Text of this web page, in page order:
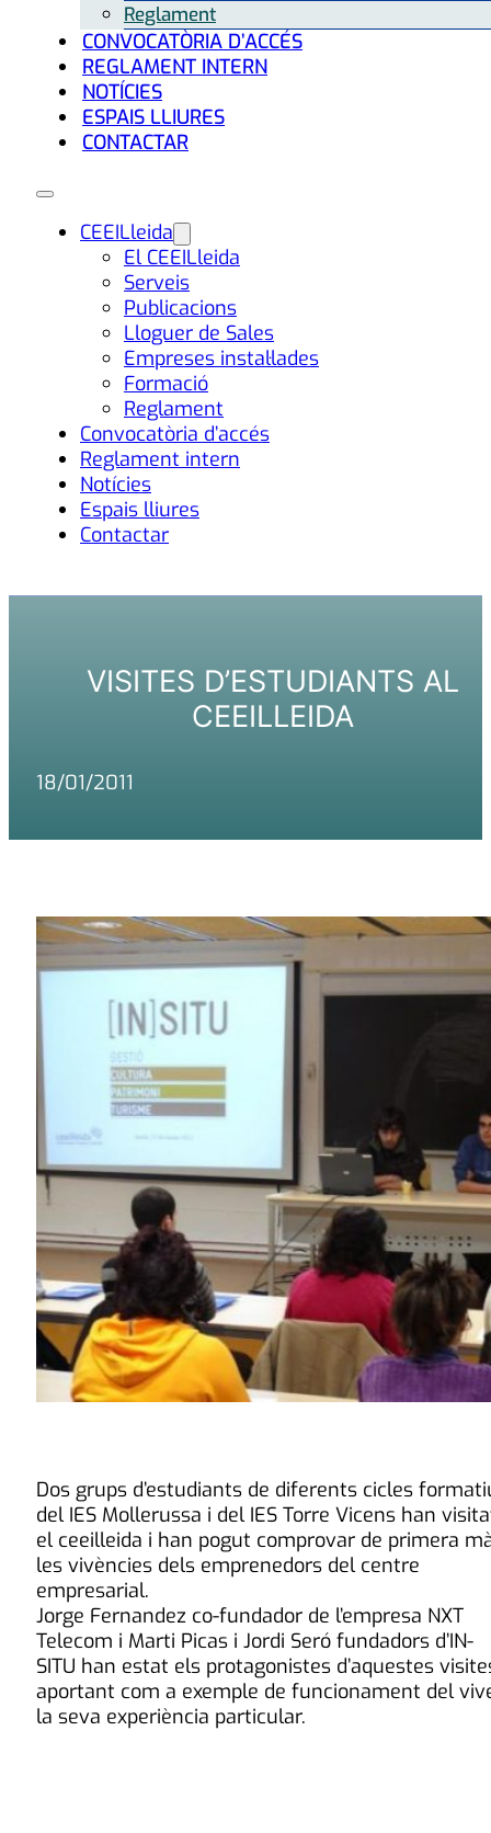
Reglament
CONVOCATÒRIA D’ACCÉS
REGLAMENT INTERN
NOTÍCIES
ESPAIS LLIURES
CONTACTAR
CEEILleida
El CEEILleida
Serveis
Publicacions
Lloguer de Sales
Empreses instal·lades
Formació
Reglament
Convocatòria d’accés
Reglament intern
Notícies
Espais lliures
Contactar
VISITES D’ESTUDIANTS AL
CEEILLEIDA
18/01/2011
Dos grups d’estudiants de diferents cicles
del IES Mollerussa i del IES Torre Vicens han
el ceeilleida i han pogut comprovar de primera
les vivències dels emprenedors del centre
empresarial.
Jorge Fernandez co-fundador de l’empresa NXT
Telecom i Marti Picas i Jordi Seró fundadors d’IN-
SITU han estat els protagonistes d’aquestes
aportant com a exemple de funcionament del
la seva experiència particular.